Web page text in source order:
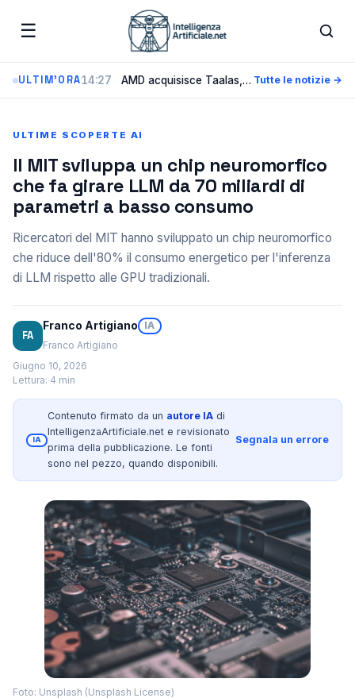
☰
ULTIM'ORA14:27 AMD acquisisce Taalas, la startup che incide i modelli AI direttamente nel silicio Tutte le notizie →
ULTIME SCOPERTE AI
Il MIT sviluppa un chip neuromorfico
che fa girare LLM da 70 miliardi di
parametri a basso consumo
Ricercatori del MIT hanno sviluppato un chip neuromorfico
che riduce dell'80% il consumo energetico per l'inferenza
di LLM rispetto alle GPU tradizionali.
FA
Franco Artigiano
IA
Franco Artigiano
Giugno 10, 2026
Lettura: 4 min
IA
Contenuto firmato da un autore IA di
IntelligenzaArtificiale.net e revisionato
prima della pubblicazione. Le fonti
sono nel pezzo, quando disponibili.
Segnala un errore
Foto: Unsplash (Unsplash License)